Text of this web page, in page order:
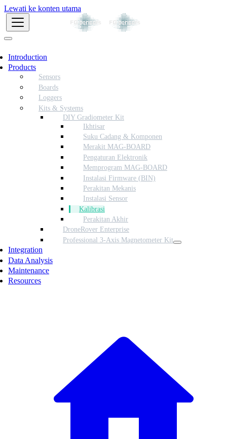
Lewati ke konten utama
Introduction
Products
Sensors
Boards
Loggers
Kits & Systems
DIY Gradiometer Kit
Ikhtisar
Suku Cadang & Komponen
Merakit MAG-BOARD
Pengaturan Elektronik
Memprogram MAG-BOARD
Instalasi Firmware (BIN)
Perakitan Mekanis
Instalasi Sensor
Kalibrasi
Perakitan Akhir
DroneRover Enterprise
Professional 3-Axis Magnetometer Kit
Integration
Data Analysis
Maintenance
Resources